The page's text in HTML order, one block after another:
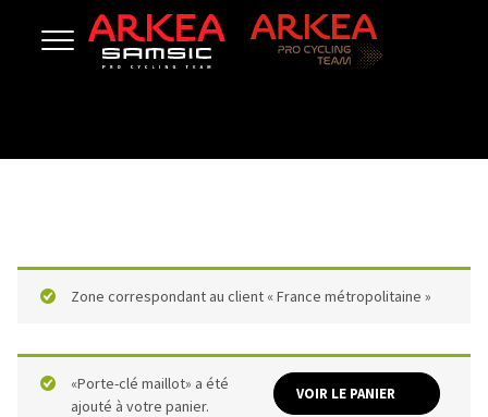
Zone correspondant au client « France métropolitaine »
VOIR LE PANIER
«Porte-clé maillot» a été
ajouté à votre panier.